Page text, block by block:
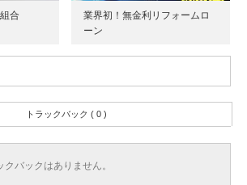
合
業界初！無金利リフォームロ
ーン
トラックバック ( 0 )
バックはありません。